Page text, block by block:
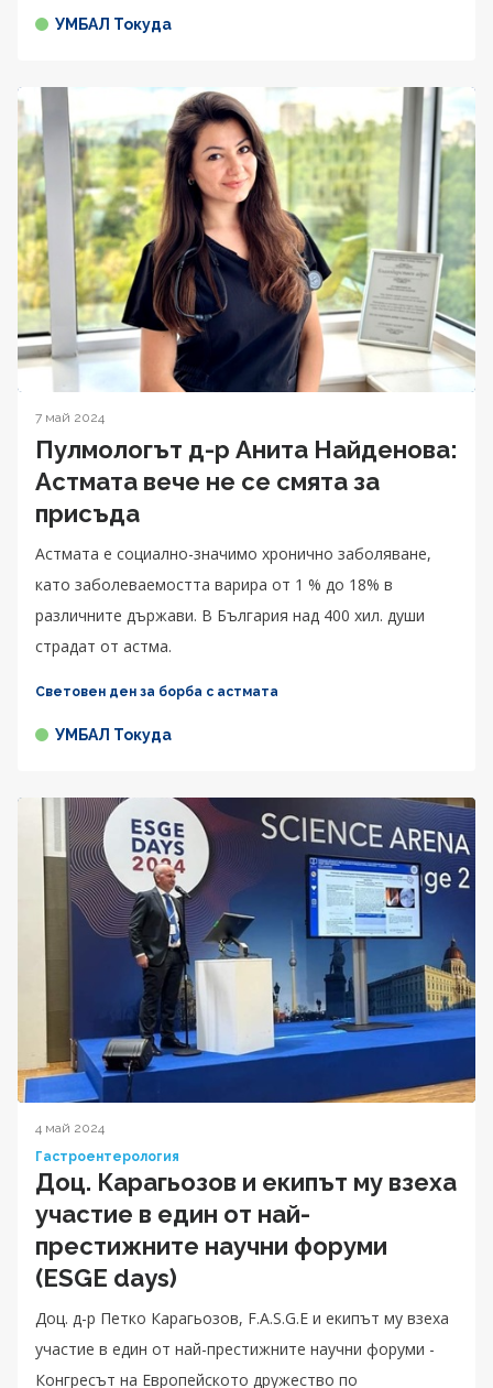
УМБАЛ Токуда
7 май 2024
Пулмологът д-р Анита Найденова:
Астмата вече не се смята за
присъда
Астмата е социално-значимо хронично заболяване,
като заболеваемостта варира от 1 % до 18% в
различните държави. В България над 400 хил. души
страдат от астма.
Световен ден за борба с астмата
УМБАЛ Токуда
4 май 2024
Гастроентерология
Доц. Карагьозов и екипът му взеха
участие в един от най-
престижните научни форуми
(ESGE days)
Доц. д-р Петко Карагьозов, F.A.S.G.E и екипът му взеха
участие в един от най-престижните научни форуми -
Конгресът на Европейското дружество по